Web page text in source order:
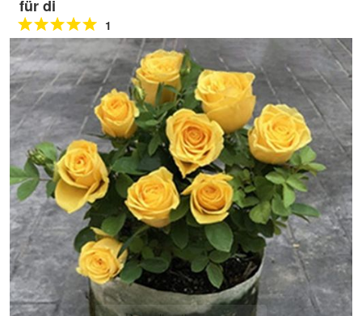
für di
1